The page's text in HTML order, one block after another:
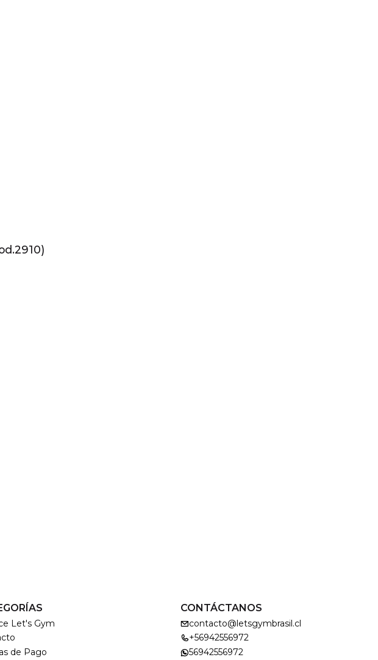
Let's Gym
de Pago
CONTÁCTANOS
contacto@letsgymbrasil.cl
+56942556972
56942556972